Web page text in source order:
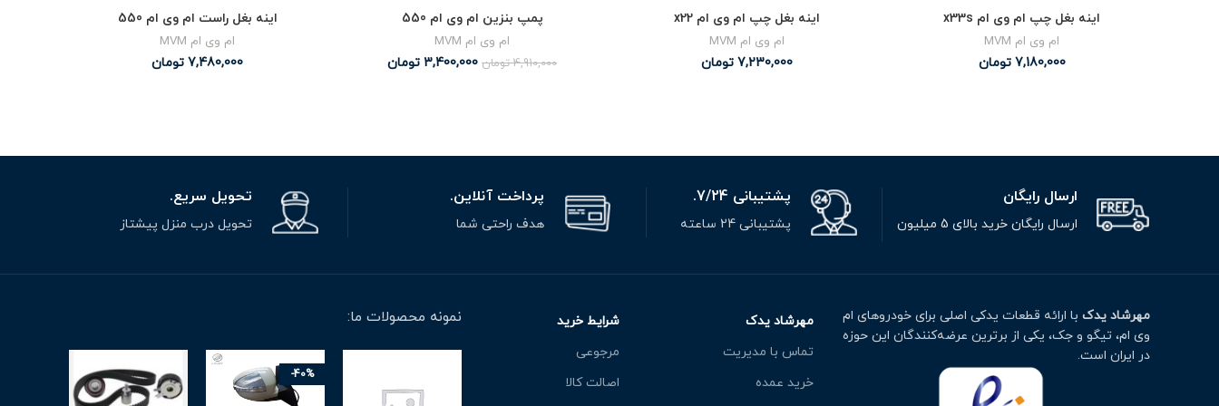
اینه بغل چپ ام وی ام x33s
ام وی ام MVM
7,180,000 تومان
اینه بغل چپ ام وی ام x22
ام وی ام MVM
7,230,000 تومان
پمپ بنزین ام وی ام 550
ام وی ام MVM
4,910,000 تومان 3,400,000 تومان
اینه بغل راست ام وی ام 550
ام وی ام MVM
7,480,000 تومان
ارسال رایگان
ارسال رایگان خرید بالای 5 میلیون
پشتیبانی 7/24.
پشتیبانی 24 ساعته
پرداخت آنلاین.
هدف راحتی شما
تحویل سریع.
تحویل درب منزل پیشتاز
مهرشاد یدک با ارائه قطعات یدکی اصلی برای خودروهای ام
وی ام، تیگو و جک، یکی از برترین عرضه‌کنندگان این حوزه
در ایران است.
مهرشاد یدک
تماس با مدیریت
خرید عمده
شرایط خرید
مرجوعی
اصالت کالا
نمونه محصولات ما:
-40%